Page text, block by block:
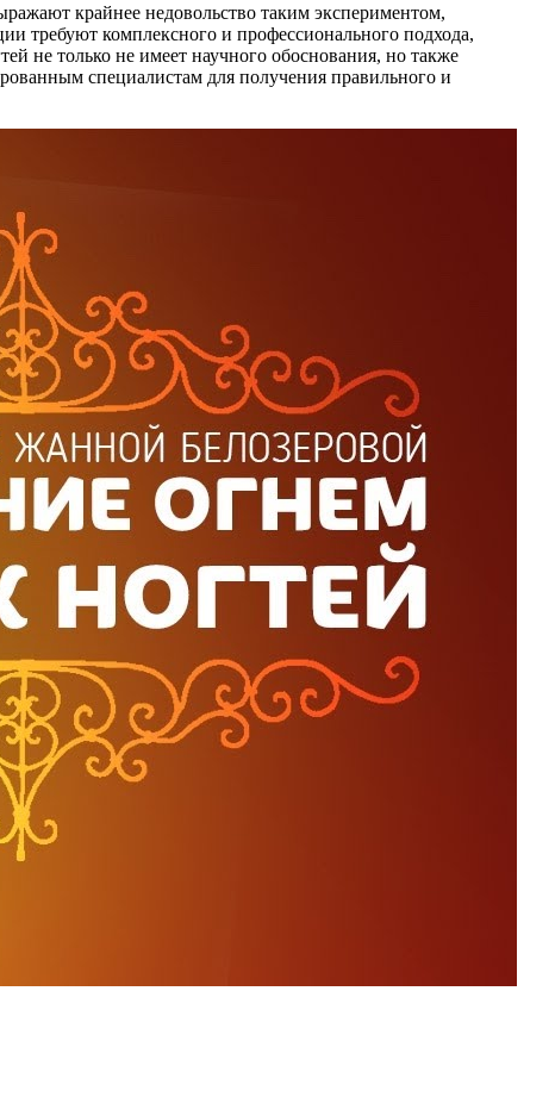
крайнее недовольство таким экспериментом,
требуют комплексного и профессионального подхода,
не только не имеет научного обоснования, но также
специалистам для получения правильного и